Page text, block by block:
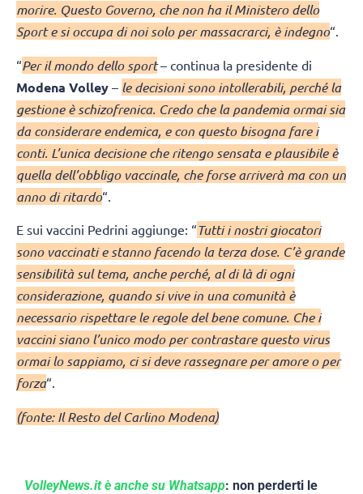
morire. Questo Governo, che non ha il Ministero dello
Sport e si occupa di noi solo per massacrarci, è indegno“.
“Per il mondo dello sport– continua la presidente di
Modena Volley – le decisioni sono intollerabili, perché la
gestione è schizofrenica. Credo che la pandemia ormai sia
da considerare endemica, e con questo bisogna fare i
conti. L’unica decisione che ritengo sensata e plausibile è
quella dell’obbligo vaccinale, che forse arriverà ma con un
anno di ritardo“.
E sui vaccini Pedrini aggiunge: “Tutti i nostri giocatori
sono vaccinati e stanno facendo la terza dose. C’è grande
sensibilità sul tema, anche perché, al di là di ogni
considerazione, quando si vive in una comunità è
necessario rispettare le regole del bene comune. Che i
vaccini siano l’unico modo per contrastare questo virus
ormai lo sappiamo, ci si deve rassegnare per amore o per
forza“.
(fonte: Il Resto del Carlino Modena)
VolleyNews.it è anche su Whatsapp: non perderti le